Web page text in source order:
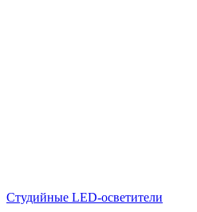
Студийные LED-осветители